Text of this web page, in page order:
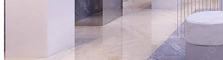
ЖЕЛАЕМ ВАМ ЛЁГКОГО РЕМОНТА !
Похожие товары